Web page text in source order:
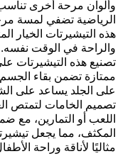
وألوان مرحة أخرى
الرياضية تضفي لمسة
هذه التيشيرتات الخيار
والراحة في الوقت نفسه.
تصنيع هذه التيشيرتات
ممتازة تضمن بقاء
على الجلد يساعد على
تصميم الخامات لتمتص
اللعب أو التمارين، مع
المكثف، مما يجعل
مثاليًا لأناقة وراحة